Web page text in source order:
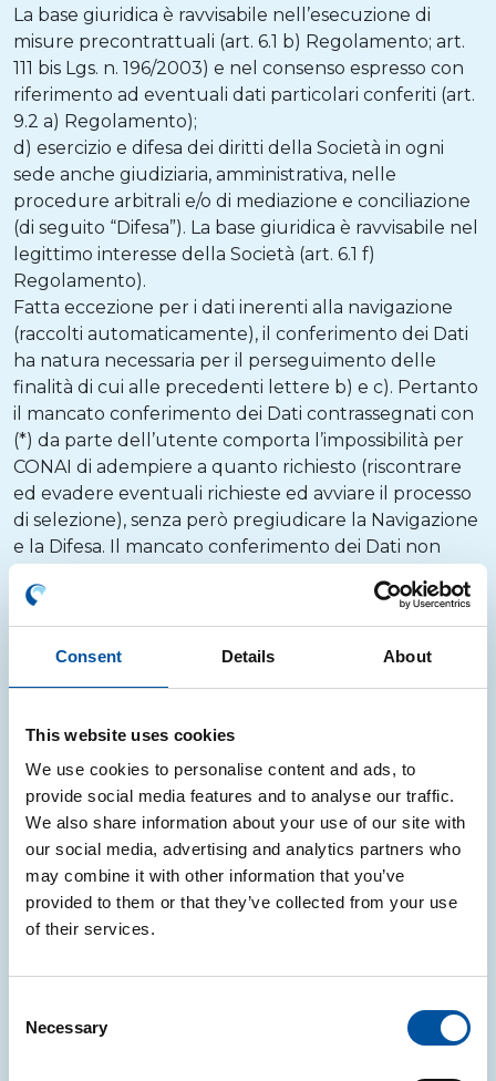
Consent Details About
This website uses cookies
We use cookies to personalise content and ads, to
provide social media features and to analyse our traffic.
We also share information about your use of our site with
our social media, advertising and analytics partners who
may combine it with other information that you’ve
provided to them or that they’ve collected from your use
of their services.
Selection
Necessary
La base giuridica è ravvisabile nell’esecuzione di
misure precontrattuali (art. 6.1 b) Regolamento; art.
111 bis Lgs. n. 196/2003) e nel consenso espresso con
riferimento ad eventuali dati particolari conferiti (art.
9.2 a) Regolamento);
d) esercizio e difesa dei diritti della Società in ogni
sede anche giudiziaria, amministrativa, nelle
procedure arbitrali e/o di mediazione e conciliazione
(di seguito “Difesa”). La base giuridica è ravvisabile nel
legittimo interesse della Società (art. 6.1 f)
Regolamento).
Fatta eccezione per i dati inerenti alla navigazione
(raccolti automaticamente), il conferimento dei Dati
ha natura necessaria per il perseguimento delle
finalità di cui alle precedenti lettere b) e c). Pertanto
il mancato conferimento dei Dati contrassegnati con
(*) da parte dell’utente comporta l’impossibilità per
CONAI di adempiere a quanto richiesto (riscontrare
ed evadere eventuali richieste ed avviare il processo
di selezione), senza però pregiudicare la Navigazione
e la Difesa. Il mancato conferimento dei Dati non
l’adempimento di quanto richiesto, né tantomeno la
Navigazione e la Difesa.
anche di terze parti, per consentire la normale
analisi statistiche e per creare profili che permettano
l’invio di pubblicità in linea con le preferenze
dell’utente. Maggiori informazioni sulle
caratteristiche dei cookie presenti sul Sito sono
reperibili alla nostraCookie Policy.
6. Modalità del trattamento
punto 4), il trattamento dei Dati avverrà
prevalentemente con mezzi elettronici, nonché in
forma cartacea, nel rispetto delle disposizioni